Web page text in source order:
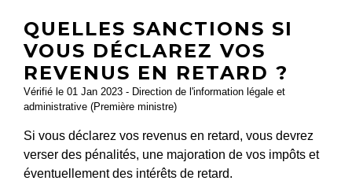
QUELLES SANCTIONS SI
VOUS DÉCLAREZ VOS
REVENUS EN RETARD ?
Vérifié le 01 Jan 2023 - Direction de l'information légale et
administrative (Première ministre)
Si vous déclarez vos revenus en retard, vous devrez
verser des pénalités, une majoration de vos impôts et
éventuellement des intérêts de retard.